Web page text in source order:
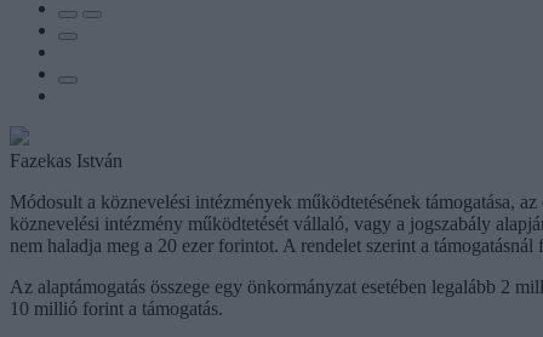
Fazekas István
Módosult a köznevelési intézmények működtetésének támogatása,
köznevelési intézmény működtetését vállaló, vagy a jogszabály
nem haladja meg a 20 ezer forintot. A rendelet szerint a
Az alaptámogatás összege egy önkormányzat esetében legalább
10 millió forint a támogatás.